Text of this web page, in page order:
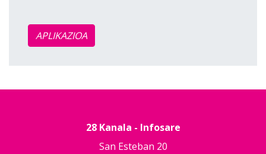
APLIKAZIOA
28 Kanala - Infosare
San Esteban 20